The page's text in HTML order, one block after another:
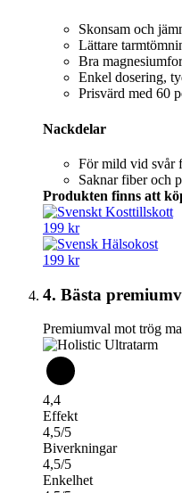
Skonsam och
Lättare
Bra
Enkel dosering,
Prisvärd med 60
Nackdelar
För mild vid svår
Saknar fiber och
Produkten finns att
199 kr
199 kr
4. Bästa
Premiumval mot trög
4,4
Effekt
4,5/5
Biverkningar
4,5/5
Enkelhet